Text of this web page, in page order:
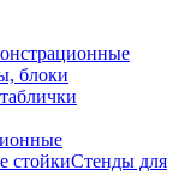
блоки
стойкиСтенды для